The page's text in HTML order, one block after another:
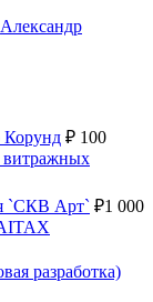
Александр
Корунд ₽ 100
витражных
`СКВ Арт` ₽1 000
разработка)